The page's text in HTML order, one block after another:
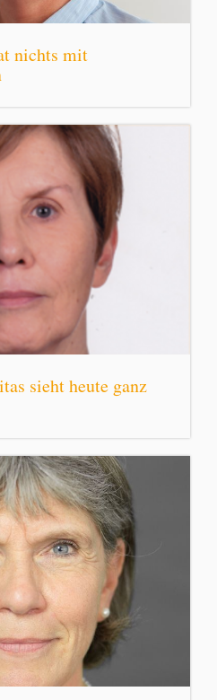
nichts mit
sieht heute ganz